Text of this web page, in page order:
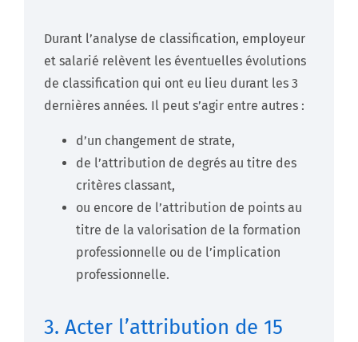
Durant l’analyse de classification, employeur
et salarié relèvent les éventuelles évolutions
de classification qui ont eu lieu durant les 3
dernières années. Il peut s’agir entre autres :
d’un changement de strate,
de l’attribution de degrés au titre des
critères classant,
ou encore de l’attribution de points au
titre de la valorisation de la formation
professionnelle ou de l’implication
professionnelle.
3. Acter l’attribution de 15